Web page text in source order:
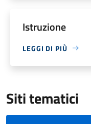
Istruzione
LEGGI DI PIÙ
Siti tematici